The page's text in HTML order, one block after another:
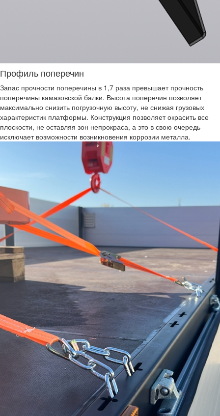
Профиль поперечин
Запас прочности поперечины в 1,7 раза превышает прочность
поперечины камазовской балки. Высота поперечин позволяет
максимально снизить погрузочную высоту, не снижая грузовых
характеристик платформы. Конструкция позволяет окрасить все
плоскости, не оставляя зон непрокраса, а это в свою очередь
исключает возможности возникновения коррозии металла.